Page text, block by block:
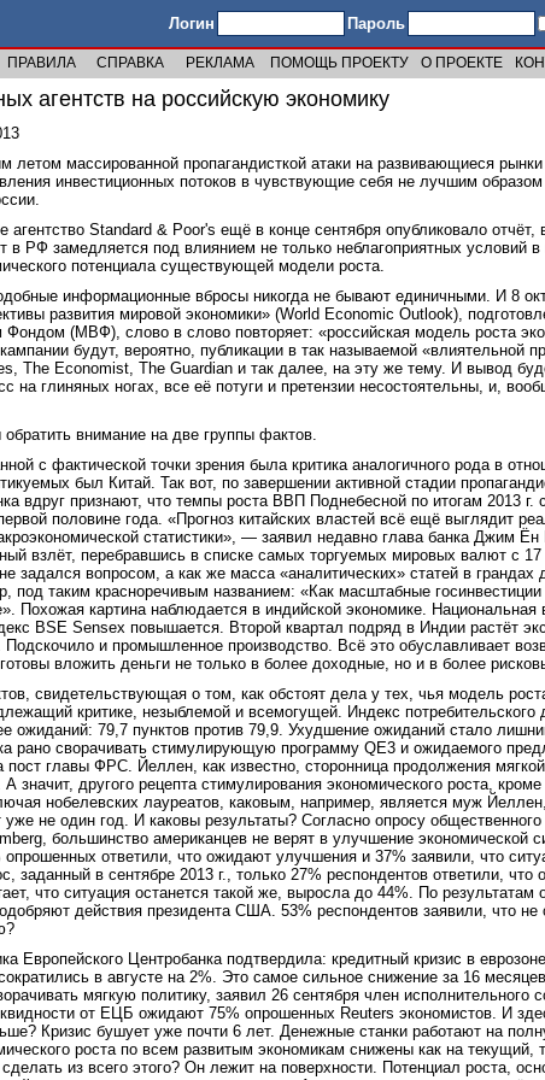
Логин Пароль
ПРАВИЛА СПРАВКА РЕКЛАМА ПОМОЩЬ ПРОЕКТУ О ПРОЕКТЕ
агентств на российскую экономику
летом массированной пропагандисткой атаки на развивающиеся
инвестиционных потоков в чувствующие себя не лучшим
агентство Standard & Poor's ещё в конце сентября опубликовало отчёт,
в РФ замедляется под влиянием не только неблагоприятных условий
потенциала существующей модели роста.
информационные вбросы никогда не бывают единичными. И 8
развития мировой экономики» (World Economic Outlook),
(МВФ), слово в слово повторяет: «российская модель роста
будут, вероятно, публикации в так называемой «влиятельной
The Economist, The Guardian и так далее, на эту же тему. И вывод
на глиняных ногах, все её потуги и претензии несостоятельны, и,
внимание на две группы фактов.
с фактической точки зрения была критика аналогичного рода в
был Китай. Так вот, по завершении активной стадии
вдруг признают, что темпы роста ВВП Поднебесной по итогам 2013 г.
половине года. «Прогноз китайских властей всё ещё выглядит
статистики», — заявил недавно глава банка Джим
взлёт, перебравшись в списке самых торгуемых мировых валют с
задался вопросом, а как же масса «аналитических» статей в
под таким красноречивым названием: «Как масштабные
Похожая картина наблюдается в индийской экономике. Национальная
BSE Sensex повышается. Второй квартал подряд в Индии растёт
и промышленное производство. Всё это обуславливает
вложить деньги не только в более доходные, но и в более
свидетельствующая о том, как обстоят дела у тех, чья модель
критике, незыблемой и всемогущей. Индекс
ожиданий: 79,7 пунктов против 79,9. Ухудшение ожиданий стало
рано сворачивать стимулирующую программу QE3 и ожидаемого
главы ФРС. Йеллен, как известно, сторонница продолжения
значит, другого рецепта стимулирования экономического роста, кроме
нобелевских лауреатов, каковым, например, является муж
не один год. И каковы результаты? Согласно опросу
большинство американцев не верят в улучшение экономической
ответили, что ожидают улучшения и 37% заявили, что
заданный в сентябре 2013 г., только 27% респондентов ответили,
что ситуация останется такой же, выросла до 44%. По результатам
действия президента США. 53% респондентов заявили, что не
Европейского Центробанка подтвердила: кредитный кризис в
в августе на 2%. Это самое сильное снижение за 16
мягкую политику, заявил 26 сентября член исполнительного
от ЕЦБ ожидают 75% опрошенных Reuters экономистов. И
Кризис бушует уже почти 6 лет. Денежные станки работают на
роста по всем развитым экономикам снижены как на
из всего этого? Он лежит на поверхности. Потенциал роста,